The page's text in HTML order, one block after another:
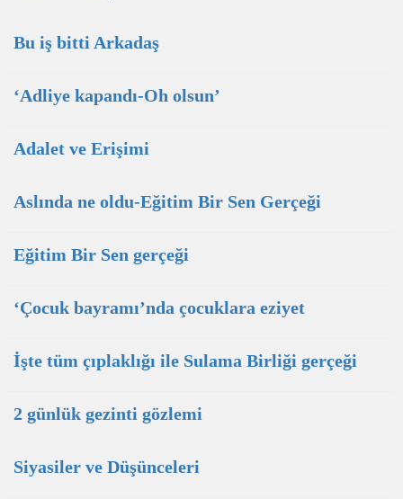
Bu iş bitti Arkadaş
‘Adliye kapandı-Oh olsun’
Adalet ve Erişimi
Aslında ne oldu-Eğitim Bir Sen Gerçeği
Eğitim Bir Sen gerçeği
‘Çocuk bayramı’nda çocuklara eziyet
İşte tüm çıplaklığı ile Sulama Birliği gerçeği
2 günlük gezinti gözlemi
Siyasiler ve Düşünceleri